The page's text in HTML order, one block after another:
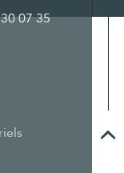
07 35